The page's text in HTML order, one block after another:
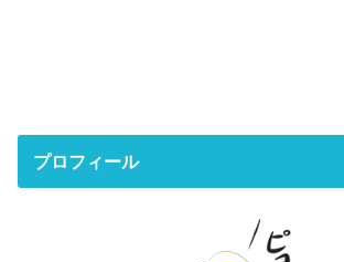
プロフィール